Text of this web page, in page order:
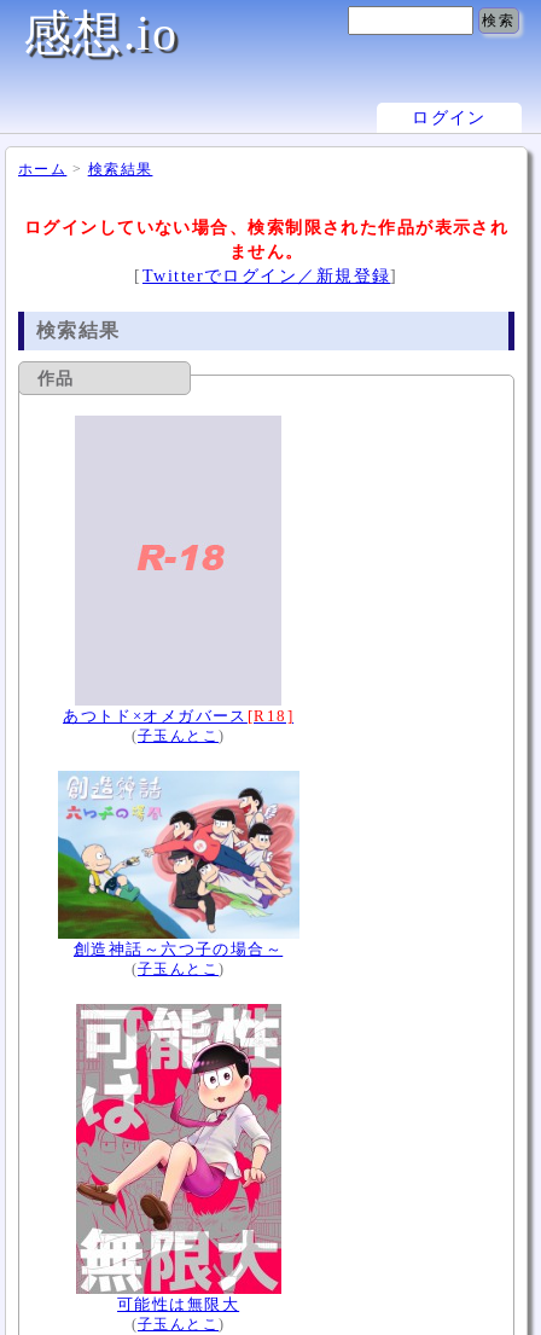
感想.io
ログイン
ホーム > 検索結果
ログインしていない場合、検索制限された作品が表示され
ません。
[Twitterでログイン／新規登録]
検索結果
作品
あつトド×オメガバース [R18]
(子玉んとこ )
創造神話～六つ子の場合～
(子玉んとこ )
可能性は無限大
(子玉んとこ )